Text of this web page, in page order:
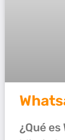
¿Qué